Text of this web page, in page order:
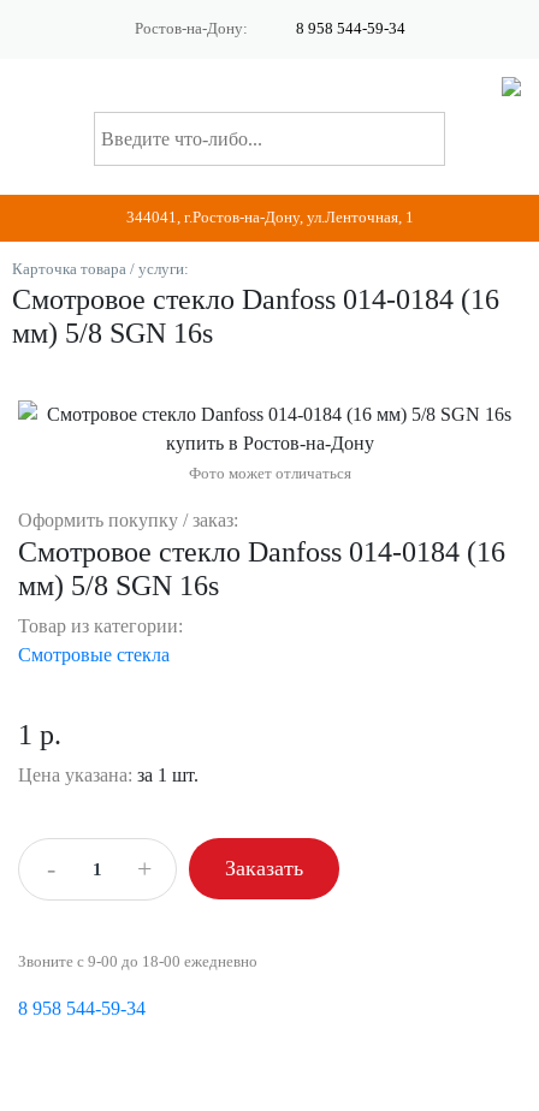
Ростов-на-Дону: 8 958 544-59-34
344041, г.Ростов-на-Дону, ул.Ленточная, 1
Карточка товара / услуги:
Смотровое стекло Danfoss 014-0184 (16
мм) 5/8 SGN 16s
Фото может отличаться
Оформить покупку / заказ:
Смотровое стекло Danfoss 014-0184 (16
мм) 5/8 SGN 16s
Товар из категории:
Смотровые стекла
1 р.
Цена указана: за 1 шт.
- + Заказать
Звоните с 9-00 до 18-00 ежедневно
8 958 544-59-34